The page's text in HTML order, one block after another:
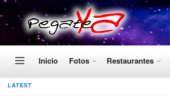
LATEST
Inicio Fotos Restaurantes